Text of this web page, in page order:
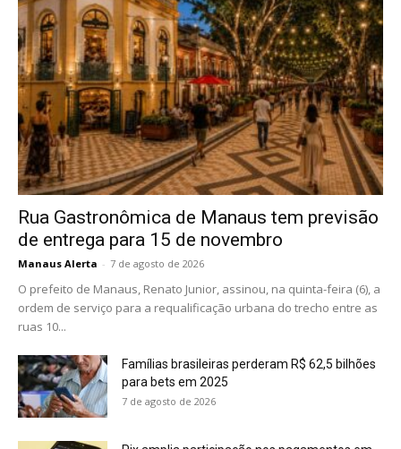
Rua Gastronômica de Manaus tem previsão
de entrega para 15 de novembro
Manaus Alerta - 7 de agosto de 2026
O prefeito de Manaus, Renato Junior, assinou, na quinta-feira (6), a
ordem de serviço para a requalificação urbana do trecho entre as
ruas 10...
Famílias brasileiras perderam R$ 62,5 bilhões
para bets em 2025
7 de agosto de 2026